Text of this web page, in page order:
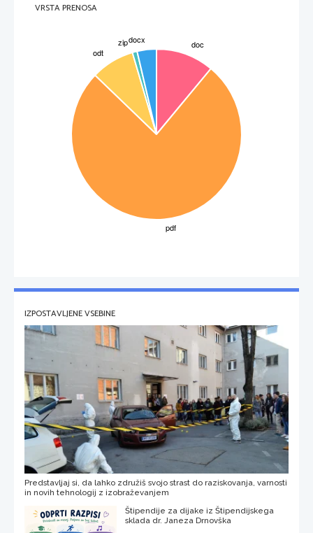
VRSTA PRENOSA
IZPOSTAVLJENE VSEBINE
Predstavljaj si, da lahko združiš svojo strast do raziskovanja, varnosti
in novih tehnologij z izobraževanjem
Štipendije za dijake iz Štipendijskega
sklada dr. Janeza Drnovška